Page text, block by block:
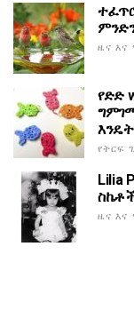
ዜና እና
የድድ
እንዴት
የትርፍ
Lilia
ዜና እና